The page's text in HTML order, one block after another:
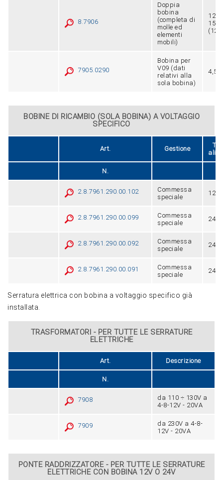
8.7906
Doppia
bobina
(completa di
molle ed
elementi
mobili)
12V
7905.0290
Bobina per
V09 (dati
relativi alla
sola bobina)
4,5V
BOBINE DI RICAMBIO (SOLA BOBINA) A VOLTAGGIO
SPECIFICO
Art. Gestione
N.
2.8.7961.290.00.102
Commessa
speciale
12V
2.8.7961.290.00.099
Commessa
speciale
24V
2.8.7961.290.00.092
Commessa
speciale
24V
2.8.7961.290.00.091
Commessa
speciale
24V
Serratura elettrica con bobina a voltaggio specifico già
installata.
TRASFORMATORI - PER TUTTE LE SERRATURE
ELETTRICHE
Art. Descrizione
N.
7908
da 110 ÷ 130V a
4-8-12V - 20VA
7909
da 230V a 4-8-
12V - 20VA
PONTE RADDRIZZATORE - PER TUTTE LE SERRATURE
ELETTRICHE CON BOBINA 12V O 24V